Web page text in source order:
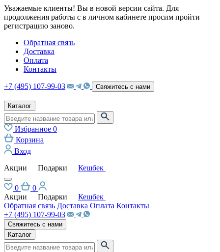
Уважаемые клиенты! Вы в новой версии сайта. Для
продолжения работы с в личном кабинете просим пройти
регистрацию заново.
Обратная связь
Доставка
Оплата
Контакты
+7 (495) 107-99-03 Свяжитесь с нами
Каталог
Избранное 0
Корзина
Вход
Акции
Подарки Кешбек
0
0
Акции
Подарки
Кешбек
Обратная связь Доставка Оплата Контакты
+7 (495) 107-99-03
Свяжитесь с нами
Каталог